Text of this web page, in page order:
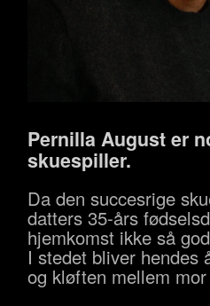
Pernilla August er
skuespiller.
Da den succesrige
datters 35-års
hjemkomst ikke så
I stedet bliver
og kløften mellem